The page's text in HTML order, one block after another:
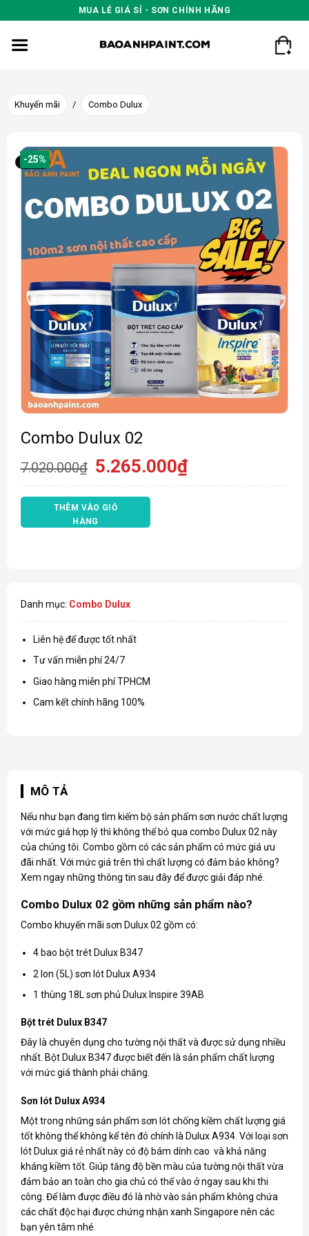
to
content
MUA LẺ GIÁ SỈ - SƠN CHÍNH HÃNG
Khuyến mãi / Combo Dulux
-25%
Combo Dulux 02
7.020.000₫ Giá
gốc
là:
7.020.000₫.
5.265.000₫Giá
hiện
tại
THÊM VÀO GIỎ
HÀNG
Danh mục: Combo Dulux
Liên hệ để được tốt nhất
Tư vấn miễn phí 24/7
Giao hàng miễn phí TPHCM
Cam kết chính hãng 100%
MÔ TẢ
Nếu như bạn đang tìm kiếm bộ sản phẩm sơn nước chất lượng
với mức giá hợp lý thì không thể bỏ qua combo Dulux 02 này
của chúng tôi. Combo gồm có các sản phẩm có mức giá ưu
đãi nhất. Với mức giá trên thì chất lượng có đảm bảo không?
Xem ngay những thông tin sau đây để được giải đáp nhé.
Combo Dulux 02 gồm những sản phẩm nào?
Combo khuyến mãi sơn Dulux 02 gồm có:
4 bao bột trét Dulux B347
2 lon (5L) sơn lót Dulux A934
1 thùng 18L sơn phủ Dulux Inspire 39AB
Bột trét Dulux B347
Đây là chuyên dụng cho tường nội thất và được sử dụng nhiều
nhất. Bột Dulux B347 được biết đến là sản phẩm chất lượng
với mức giá thành phải chăng.
Sơn lót Dulux A934
Một trong những sản phẩm sơn lót chống kiềm chất lượng giá
tốt không thể không kể tên đó chính là Dulux A934. Với loại sơn
lót Dulux giá rẻ nhất này có độ bám dính cao và khả năng
kháng kiềm tốt. Giúp tăng độ bền màu của tường nội thất vừa
đảm bảo an toàn cho gia chủ có thể vào ở ngay sau khi thi
công. Để làm được điều đó là nhờ vào sản phẩm không chứa
các chất độc hại được chứng nhận xanh Singapore nên các
bạn yên tâm nhé.